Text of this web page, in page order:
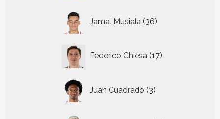
Jamal Musiala 36
producten
Federico Chiesa 17
producten
Juan Cuadrado 3
producten